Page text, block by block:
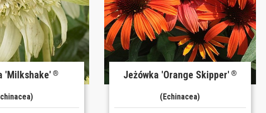
'Milkshake' ® Jeżówka 'Orange Skipper' ®
(Echinacea)